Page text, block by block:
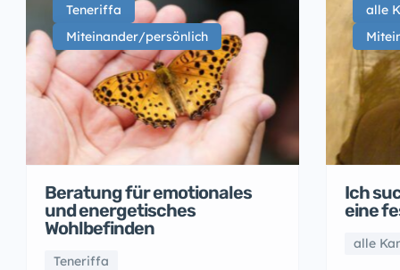
Teneriffa
Miteinander/persönlich
Beratung für emotionales
und energetisches
Wohlbefinden
Teneriffa
alle
Ich
eine
alle